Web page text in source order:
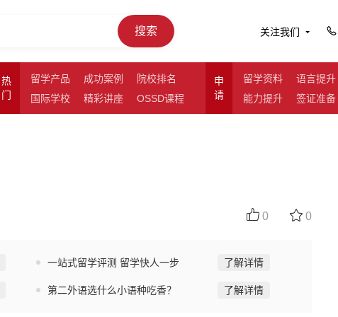
搜索 关注我们
热
门
留学产品 成功案例
院校排名
国际学校
精彩讲座 OSSD课程
申
请
留学资料
语言提升
能力提升
签证准备
0 0
一站式留学评测 留学快人一步 了解详情
第二外语选什么小语种吃香？ 了解详情